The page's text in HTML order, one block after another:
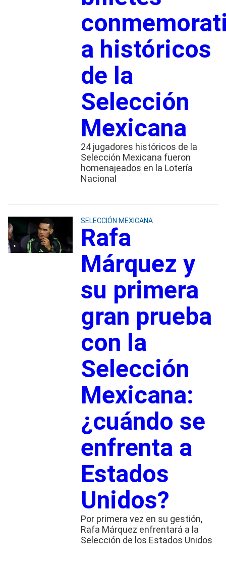
a históricos
de la
Selección
Mexicana
24 jugadores históricos de la
Selección Mexicana fueron
homenajeados en la Lotería
Nacional
SELECCIÓN MEXICANA
Rafa
Márquez y
su primera
gran prueba
con la
Selección
Mexicana:
¿cuándo se
enfrenta a
Estados
Unidos?
Por primera vez en su gestión,
Rafa Márquez enfrentará a la
Selección de los Estados Unidos